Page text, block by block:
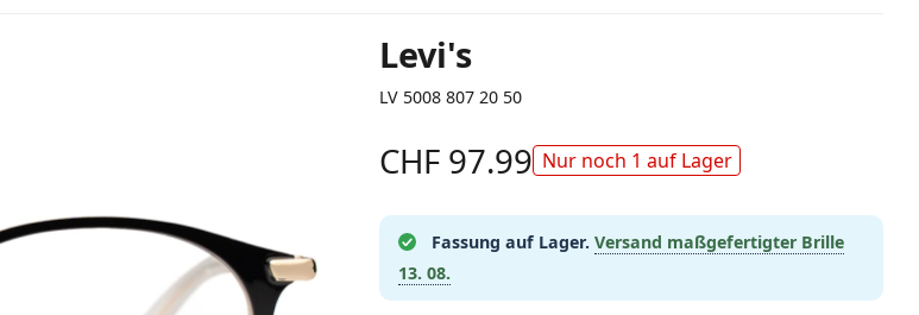
Levi's
LV 5008 807 20 50
CHF 97.99 Nur noch 1 auf Lager
Fassung auf Lager. Versand maßgefertigter Brille
13. 08.